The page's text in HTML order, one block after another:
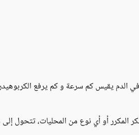
الدم يقيس كم سرعة و كم يرفع
المكرر أو أي نوع من المحليات، تتحول